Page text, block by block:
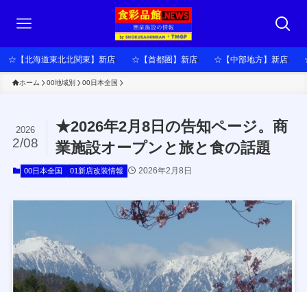
☆【北海道東北北関東】新店 ☆【首都圏】新店 ☆【中部地方】新店
ホーム 00地域別 00日本全国
★2026年2月8日の告知ページ。商
業施設オープンと旅と食の話題
2026
2/08
00日本全国 01新店改装情報 2026年2月8日